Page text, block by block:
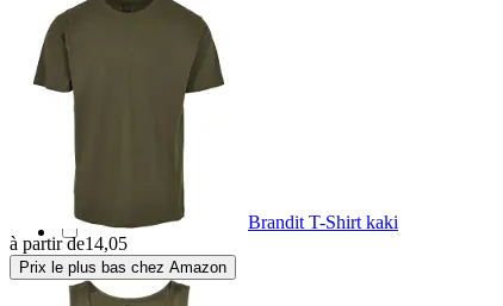
Neoprene (CR)(1)
Nubuck
Plastique(7208)
Brandit T-Shirt kaki
à partir de14,05
Prix le plus bas chez Amazon